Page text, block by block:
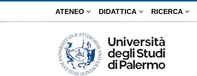
ATENEO DIDATTICA RICERCA